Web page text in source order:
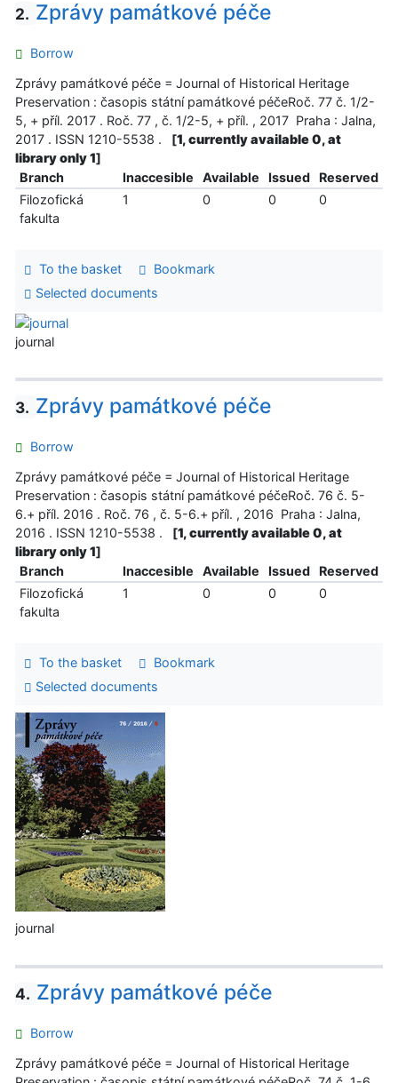
2. Zprávy památkové péče
Borrow
Zprávy památkové péče = Journal of Historical Heritage
Preservation : časopis státní památkové péčeRoč. 77 č. 1/2-
5, + příl. 2017 . Roč. 77 , č. 1/2-5, + příl. , 2017 Praha : Jalna,
2017 . ISSN 1210-5538 .
[1, currently available 0, at
library only 1]
Branch
Inaccesible Available Issued
Reserved
Filozofická
fakulta
1 0 0 0
To the basket
Bookmark
Selected documents
journal
3. Zprávy památkové péče
Borrow
Zprávy památkové péče = Journal of Historical Heritage
Preservation : časopis státní památkové péčeRoč. 76 č. 5-
6.+ příl. 2016 . Roč. 76 , č. 5-6.+ příl. , 2016 Praha : Jalna,
2016 . ISSN 1210-5538 .
[1, currently available 0, at
library only 1]
Branch
Inaccesible Available Issued
Reserved
Filozofická
fakulta
1 0 0 0
To the basket
Bookmark
Selected documents
journal
4. Zprávy památkové péče
Borrow
Zprávy památkové péče = Journal of Historical Heritage